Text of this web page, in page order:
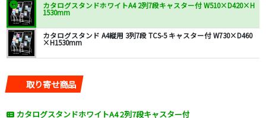
カタログスタンドホワイトA4 2列7段キャスター付 W510×D420×H
1530mm
カタログスタンド A4縦用 3列7段 TCS-5 キャスター付 W730×D460
×H1530mm
取り寄せ商品
カタログスタンドホワイトA4 2列7段キャスター付